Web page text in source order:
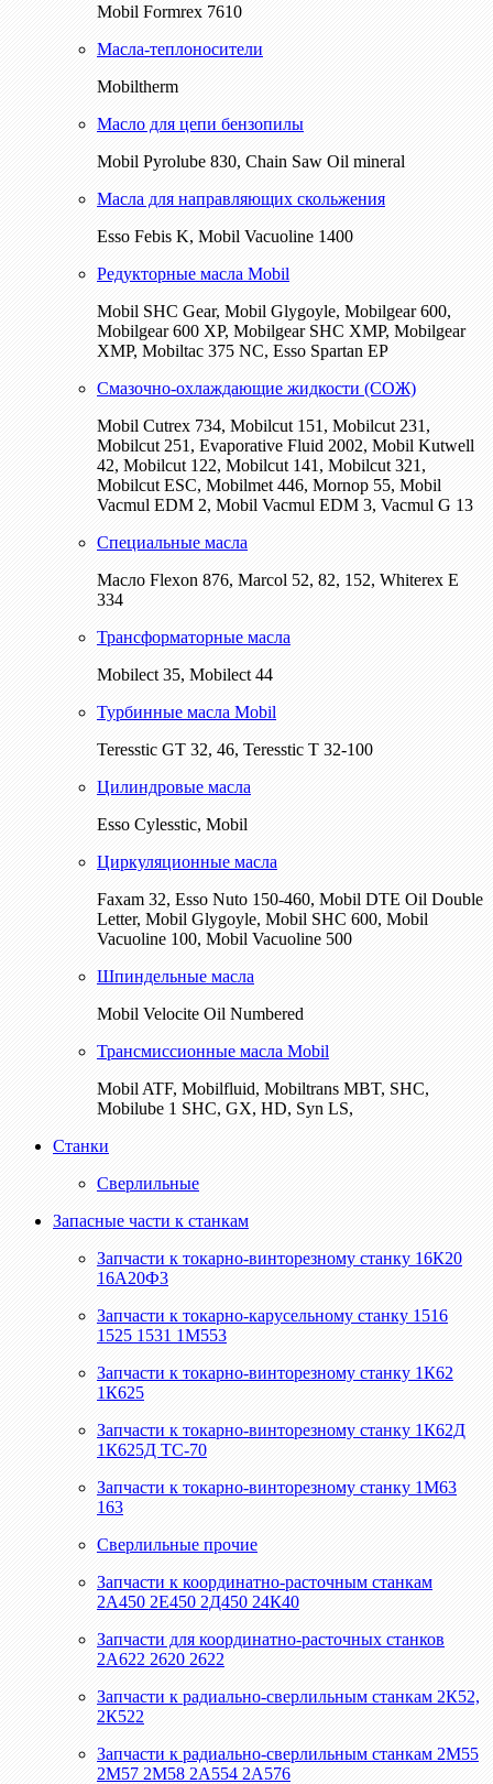
Mobil Formrex 7610
Масла-теплоносители
Mobiltherm
Масло для цепи бензопилы
Mobil Pyrolube 830, Chain Saw Oil mineral
Масла для направляющих скольжения
Esso Febis K, Mobil Vacuoline 1400
Редукторные масла Mobil
Mobil SHC Gear, Mobil Glygoyle, Mobilgear 600,
Mobilgear 600 XP, Mobilgear SHC XMP, Mobilgear
XМP, Mobiltac 375 NC, Esso Spartan EP
Смазочно-охлаждающие жидкости (СОЖ)
Mobil Cutrex 734, Mobilcut 151, Mobilcut 231,
Mobilcut 251, Evaporative Fluid 2002, Mobil Kutwell
42, Mobilcut 122, Mobilcut 141, Mobilcut 321,
Mobilcut ESC, Mobilmet 446, Mornop 55, Mobil
Vacmul EDM 2, Mobil Vacmul EDM 3, Vacmul G 13
Специальные масла
Масло Flexon 876, Marcol 52, 82, 152, Whiterex E
334
Трансформаторные масла
Mobilect 35, Mobilect 44
Турбинные масла Mobil
Teresstic GT 32, 46, Teresstic T 32-100
Цилиндровые масла
Esso Cylesstic, Mobil
Циркуляционные масла
Faxam 32, Esso Nuto 150-460, Mobil DTE Oil Double
Letter, Mobil Glygoyle, Mobil SHC 600, Mobil
Vacuoline 100, Mobil Vacuoline 500
Шпиндельные масла
Mobil Velocite Oil Numbered
Трансмиссионные масла Mobil
Mobil ATF, Mobilfluid, Mobiltrans MBT, SHC,
Mobilube 1 SHC, GX, HD, Syn LS,
Станки
Сверлильные
Запасные части к станкам
Запчасти к токарно-винторезному станку 16К20
16А20Ф3
Запчасти к токарно-карусельному станку 1516
1525 1531 1М553
Запчасти к токарно-винторезному станку 1К62
1К625
Запчасти к токарно-винторезному станку 1К62Д
1К625Д ТС-70
Запчасти к токарно-винторезному станку 1М63
163
Сверлильные прочие
Запчасти к координатно-расточным станкам
2А450 2Е450 2Д450 24К40
Запчасти для координатно-расточных станков
2А622 2620 2622
Запчасти к радиально-сверлильным станкам 2К52,
2К522
Запчасти к радиально-сверлильным станкам 2М55
2М57 2М58 2А554 2А576